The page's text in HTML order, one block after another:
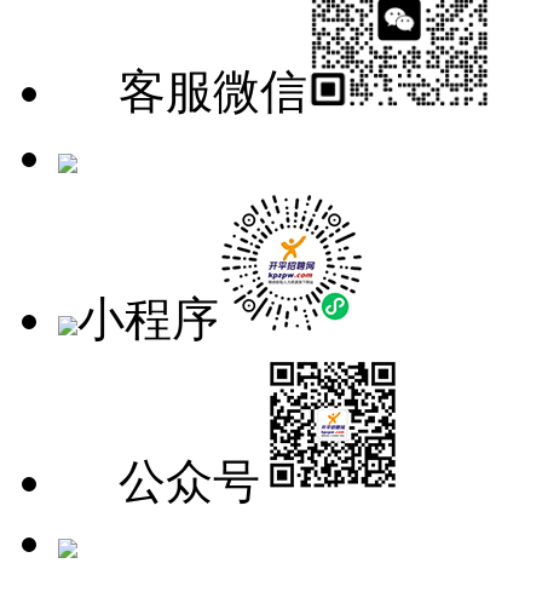
客服微信
小程序
公众号